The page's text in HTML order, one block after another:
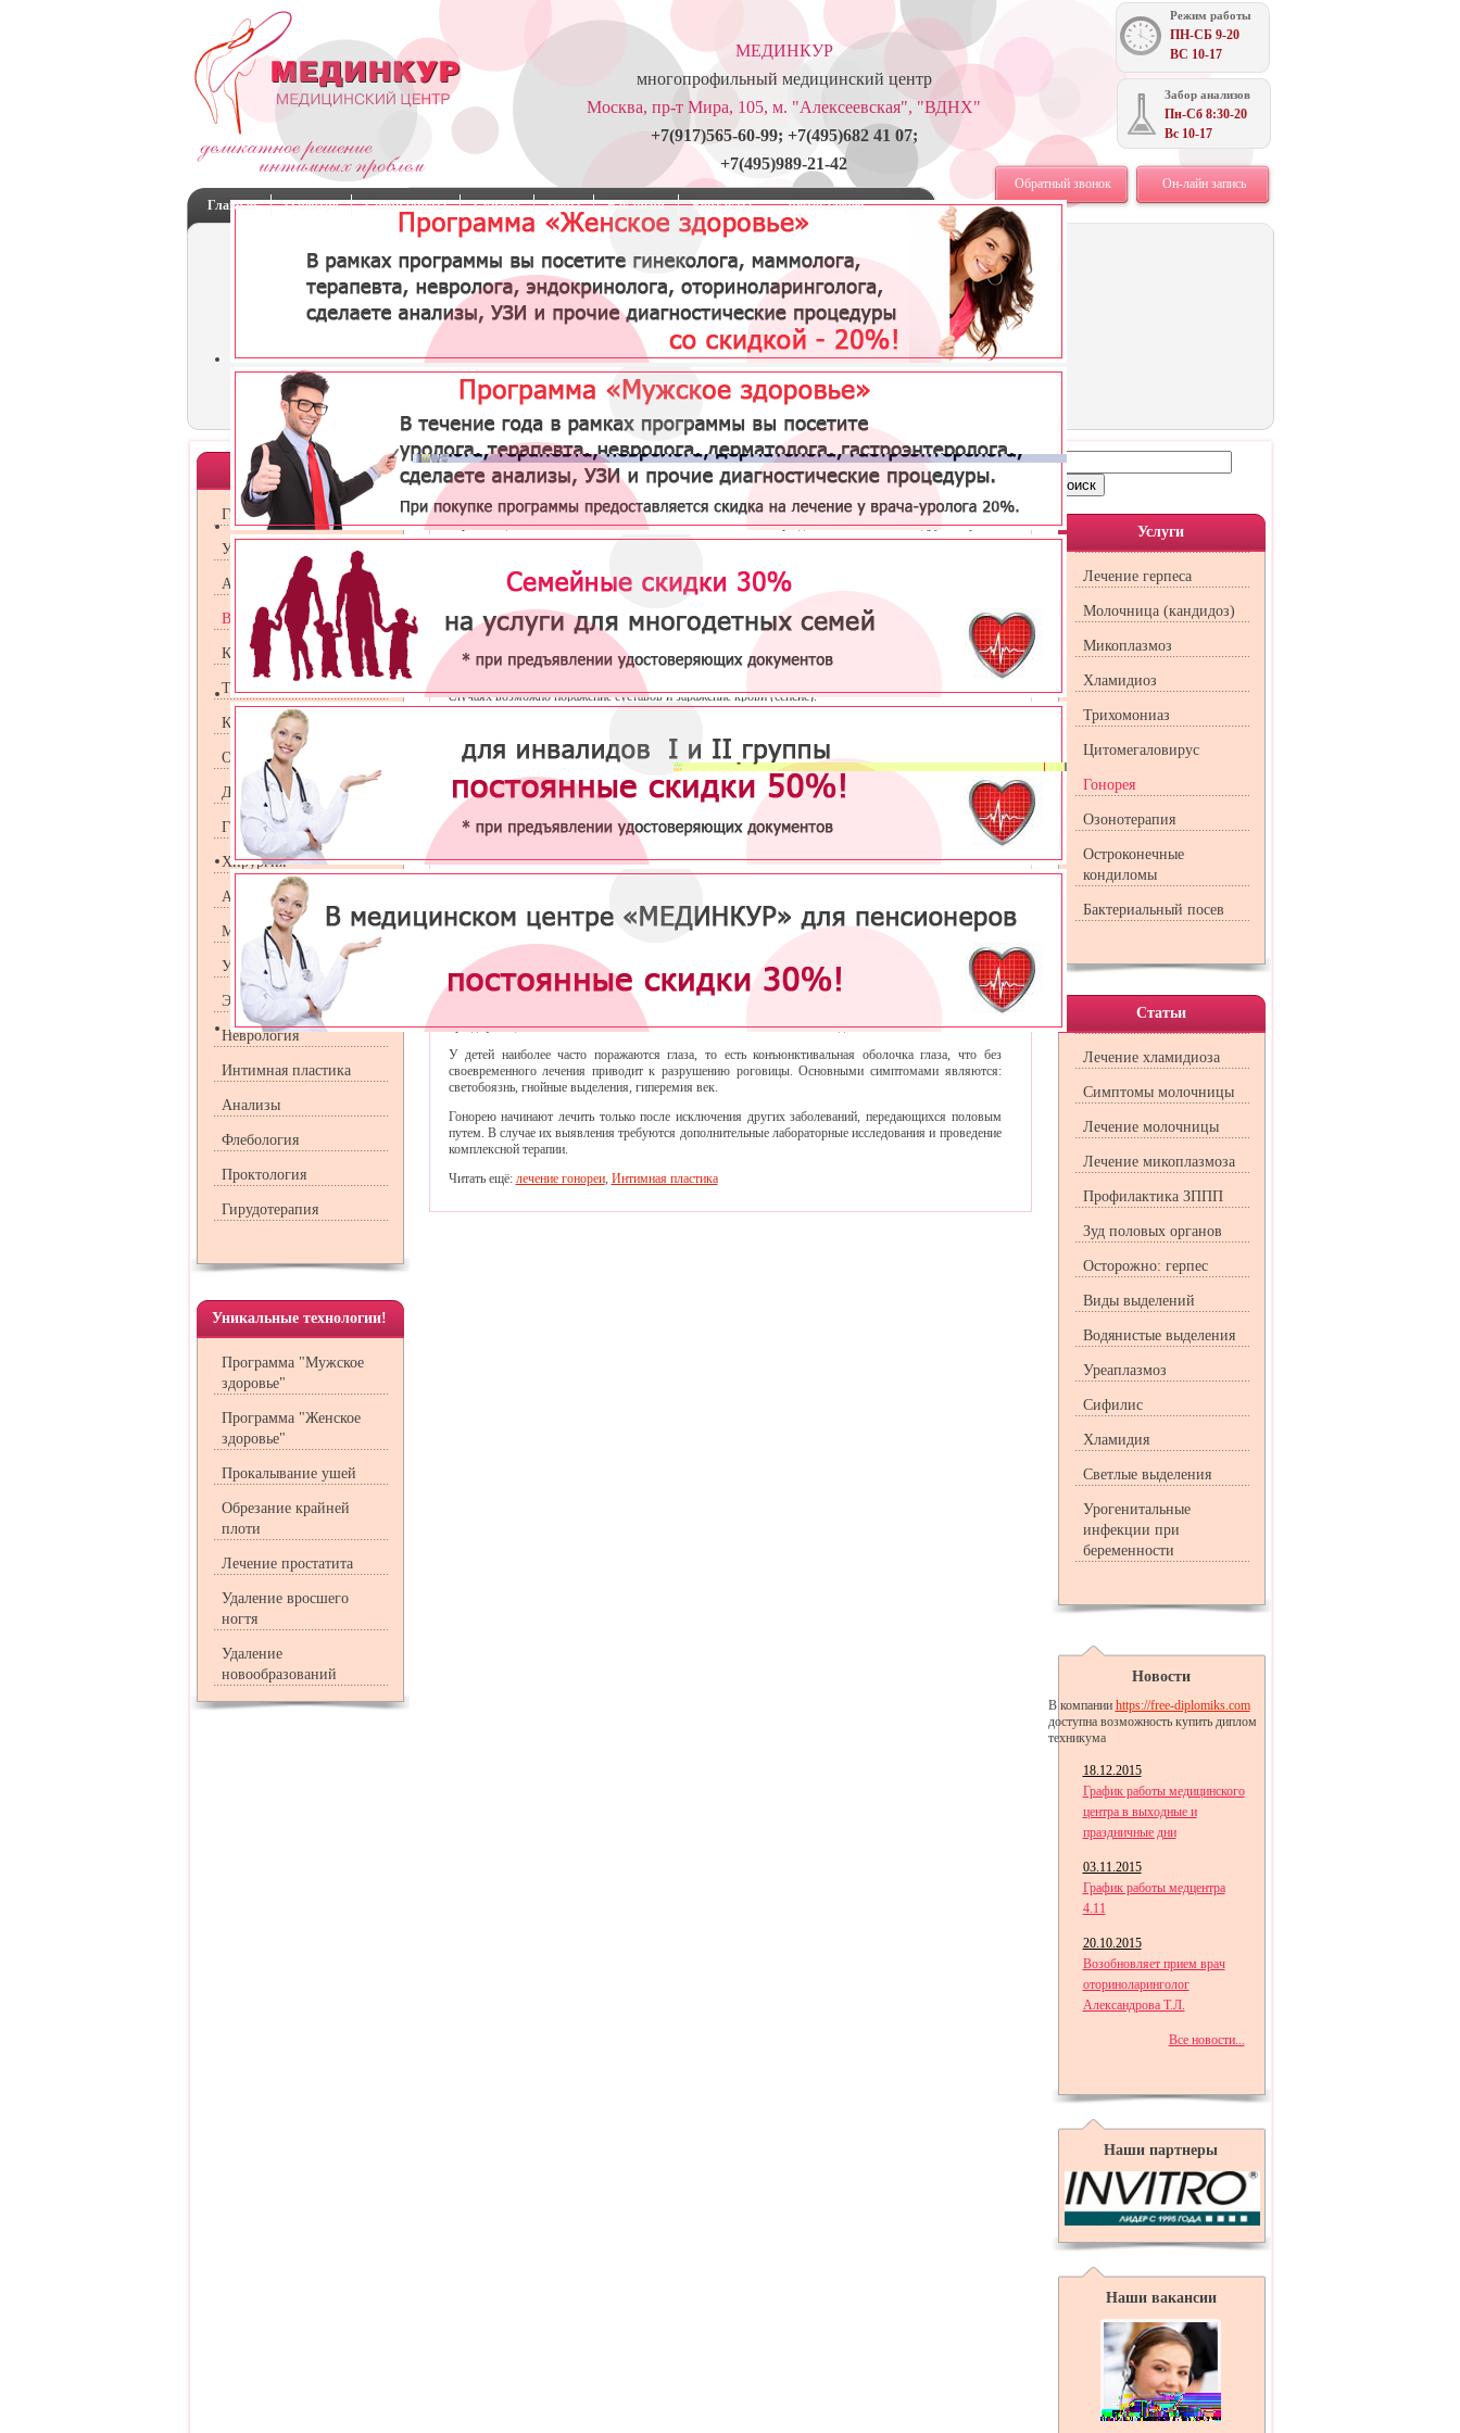
МЕДИНКУР
многопрофильный медицинский центр
Москва, пр-т Мира, 105, м. "Алексеевская", "ВДНХ"
+7(917)565-60-99; +7(495)682 41 07;
+7(495)989-21-42
Режим работы
ПН-СБ 9-20
ВС 10-17
Забор анализов
Пн-Сб 8:30-20
Вс 10-17
Обратный звонок
Он-лайн запись
Главная
О центре Специалисты Скидки Цены Вакансии Контакты Фотогалерея
Отделения
Гинекология
Урология
Андрология
Венерология
Косметология
Терапия
Кардиология
Оториноларингология
Дерматология
Гастроэнтрология
Хирургия
Аллергология
Маммология
УЗИ
Эндокринология
Неврология
Интимная пластика
Анализы
Флебология
Проктология
Гирудотерапия
Уникальные технологии!
Программа "Мужское
здоровье"
Программа "Женское
здоровье"
Прокалывание ушей
Обрезание крайней
плоти
Лечение простатита
Удаление вросшего
ногтя
Удаление
новообразований
Гонорея
Гонорея – заболевание, передающееся половым путем, возбудителем которого является гонококк,
поражающий слизистые оболочки мочеполовой системы, а при длительном течении и другие органы
и ткани.
Заражение гонореей происходит при любых половых контактах (см.
случайных связей), также возможна передача гонококка от матери к ребенку в процессе родов. Как
гормональными и физиологическими особенностями.
При данной болезни поражаются ткани и органы, покрытые железистым или цилиндрическим
эпителием: органы мочеполовой системы, прямая кишка, глаза. При длительном течении гонореи
инфекция распространяется на дыхательную, сердечно-сосудистую, нервную системы. В тяжелых
случаях возможно поражение суставов и заражение крови (сепсис).
мужчин и в цервикальном канале и мочеиспускательном канале у женщин. Инкубационный период
составляет от 2 до 5 дней с момента заражения, после чего появляются симптомы заболевания:
гнойные выделения с неприятным запахом желтого, коричневого цвета
боль после мочеиспускания, жжение
отечность и покраснение наружного отверстия уретры
около наружного отверстия уретры могут появиться небольшие язвочки
у женщин бывают межменструальные выделения с кровью
становятся менее выраженными. У мужчин инфекция вызываетуретрит, везикулит,простатит,
орхит ,эпидидимит, баланопостит, фимози т.д. У женщин - аднексит, сальпингит, бесплодие.
Первичный очаг воспаления может быть локализован не только на слизистых половых органов, но и
в ротовой полости или прямой кишке. При попадании возбудителя в ротовую полость развивается
стоматит и фарингит, при которых наблюдается повышенное слюноотделение и боль в горле. В
случае попадания гонококка в прямую кишку развивается проктит, для которого характерны боль
при дефекации, отечность анальной области, гнойные или слизистые выделения.
У детей наиболее часто поражаются глаза, то есть конъюнктивальная оболочка глаза, что без
своевременного лечения приводит к разрушению роговицы. Основными симптомами являются:
светобоязнь, гнойные выделения, гиперемия век.
Гонорею начинают лечить только после исключения других заболеваний, передающихся половым
путем. В случае их выявления требуются дополнительные лабораторные исследования и проведение
комплексной терапии.
Читать ещё: лечение гонореи, Интимная пластика
Услуги
Лечение герпеса
Молочница (кандидоз)
Микоплазмоз
Хламидиоз
Трихомониаз
Цитомегаловирус
Гонорея
Озонотерапия
Остроконечные
кондиломы
Бактериальный посев
Статьи
Лечение хламидиоза
Симптомы молочницы
Лечение молочницы
Лечение микоплазмоза
Профилактика ЗППП
Зуд половых органов
Осторожно: герпес
Виды выделений
Водянистые выделения
Уреаплазмоз
Сифилис
Хламидия
Светлые выделения
Урогенитальные
инфекции при
беременности
Новости
В компании https://free-diplomiks.com
доступна возможность купить диплом
техникума
18.12.2015
График работы медицинского
центра в выходные и
праздничные дни
03.11.2015
График работы медцентра
4.11
20.10.2015
Возобновляет прием врач
оториноларинголог
Александрова Т.Л.
Все новости...
Наши партнеры
Наши вакансии